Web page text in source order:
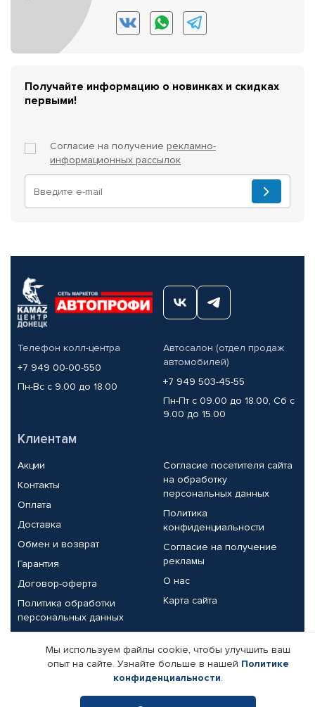
Получайте информацию о новинках и скидках
первыми!
Согласие на получение рекламно-
информационных рассылок
Телефон колл-центра
+7 949 00-00-550
Пн-Вс с 9.00 до 18.00
Автосалон (отдел продаж
автомобилей)
+7 949 503-45-55
Пн-Пт с 09.00 до 18.00, Сб с
9.00 до 15.00
Клиентам
Акции
Контакты
Оплата
Доставка
Обмен и возврат
Гарантия
Договор-оферта
Политика обработки
персональных данных
Согласие посетителя сайта
на обработку
персональных данных
Политика
конфиденциальности
Согласие на получение
рекламы
О нас
Карта сайта
Партнерам
Корпоративным клиентам
Поставщикам
Реквизиты компании
Мы используем файлы cookie, чтобы улучшить ваш
опыт на сайте. Узнайте больше в нашей Политике
конфиденциальности.